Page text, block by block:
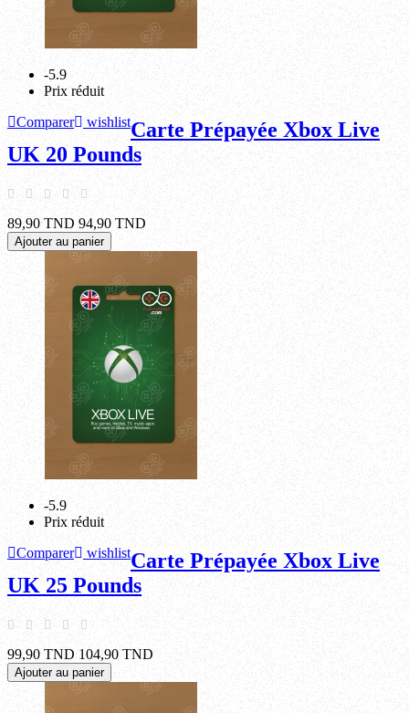
-5.9
Prix réduit
Comparer
wishlistCarte Prépayée Xbox Live
UK 20 Pounds
89,90 TND 94,90 TND
Ajouter au panier
-5.9
Prix réduit
Comparer
wishlistCarte Prépayée Xbox Live
UK 25 Pounds
99,90 TND 104,90 TND
Ajouter au panier